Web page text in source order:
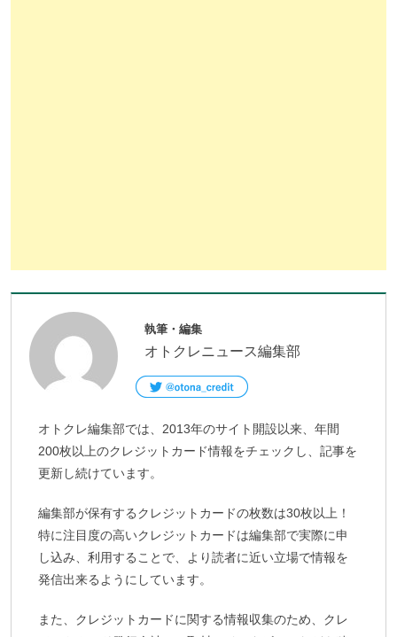
執筆・編集
オトクレニュース編集部
オトクレ編集部では、2013年のサイト開設以来、年間
200枚以上のクレジットカード情報をチェックし、記事を
更新し続けています。
編集部が保有するクレジットカードの枚数は30枚以上！
特に注目度の高いクレジットカードは編集部で実際に申
し込み、利用することで、より読者に近い立場で情報を
発信出来るようにしています。
また、クレジットカードに関する情報収集のため、クレ